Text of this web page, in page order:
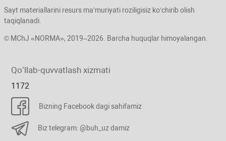
Sayt materiallarini resurs ma’muriyati roziligisiz koʻchirib olish
taqiqlanadi.
© MChJ «NORMA», 2019–2026. Barcha huquqlar himoyalangan.
Qoʻllab-quvvatlash хizmati
1172
Bizning Facebook dagi sahifamiz
Biz telegram: @buh_uz damiz